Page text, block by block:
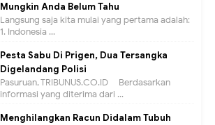
Mungkin Anda Belum Tahu
Langsung saja kita mulai yang pertama adalah:
1. Indonesia ...
Pesta Sabu Di Prigen, Dua Tersangka
Digelandang Polisi
Pasuruan, TRIBUNUS.CO.ID - Berdasarkan
informasi yang diterima dari ...
Menghilangkan Racun Didalam Tubuh